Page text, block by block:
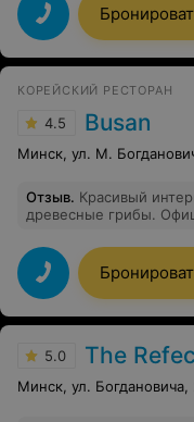
КОРЕЙСКИЙ РЕСТОРАН
4.5 Busan
Минск, ул. М.
Отзыв. Красивый
древесные грибы.
5.0 The
Минск, ул. Богдановича,